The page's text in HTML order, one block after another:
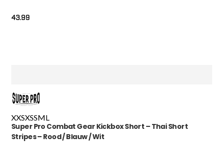
43.99
XXSXSSML
Super Pro Combat Gear Kickbox Short – Thai Short
Stripes – Rood / Blauw / Wit